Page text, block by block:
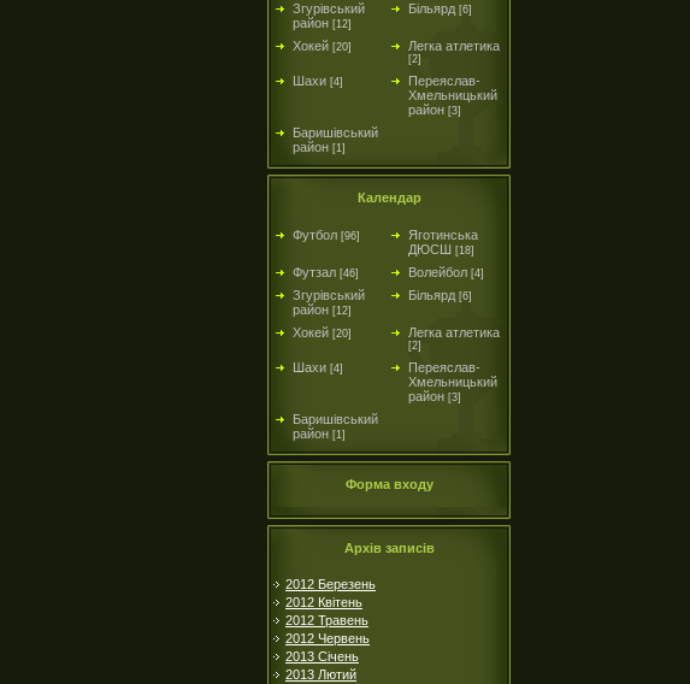
Згурівський
район [12]
Більярд [6]
Хокей [20] Легка атлетика
[2]
Шахи [4]
Переяслав-
Хмельницький
район [3]
Баришівський
район [1]
Календар
Футбол [96]
Яготинська
ДЮСШ [18]
Футзал [46] Волейбол [4]
Згурівський
район [12]
Більярд [6]
Хокей [20] Легка атлетика
[2]
Шахи [4]
Переяслав-
Хмельницький
район [3]
Баришівський
район [1]
Форма входу
Архів записів
2012 Березень
2012 Квітень
2012 Травень
2012 Червень
2013 Січень
2013 Лютий